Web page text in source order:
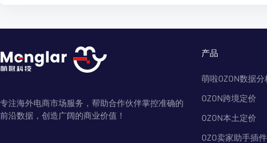
专注海外电商市场服务，帮助合作伙伴掌控准确的
前沿数据，创造广阔的商业价值！
产品
萌啦OZON数据分
OZON跨境定价
OZON本土定价
OZO卖家助手插件